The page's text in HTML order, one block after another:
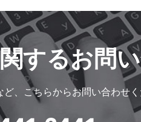
関するお問
、こちらからお問い合わせ